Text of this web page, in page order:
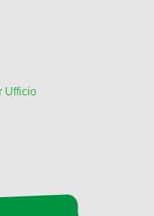
Ufficio